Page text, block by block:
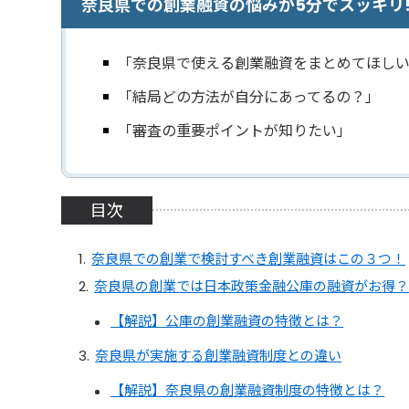
奈良県での創業融資の悩みが5分でスッキリ!
「奈良県で使える創業融資をまとめてほしい
「結局どの方法が自分にあってるの？」
「審査の重要ポイントが知りたい」
目次
奈良県での創業で検討すべき創業融資はこの３つ！
奈良県の創業では日本政策金融公庫の融資がお得？
【解説】公庫の創業融資の特徴とは？
奈良県が実施する創業融資制度との違い
【解説】奈良県の創業融資制度の特徴とは？